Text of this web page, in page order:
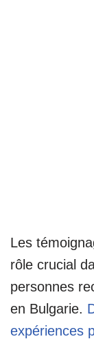
Les
rôle crucial
personnes
en Bulgarie.
expériences